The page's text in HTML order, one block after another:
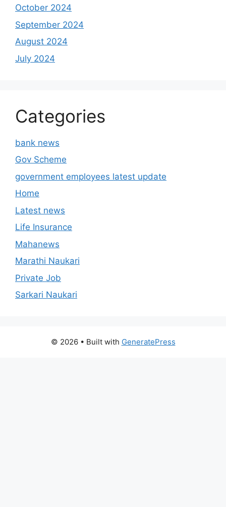
October 2024
September 2024
August 2024
July 2024
Categories
bank news
Gov Scheme
government employees latest update
Home
Latest news
Life Insurance
Mahanews
Marathi Naukari
Private Job
Sarkari Naukari
© 2026 • Built with GeneratePress